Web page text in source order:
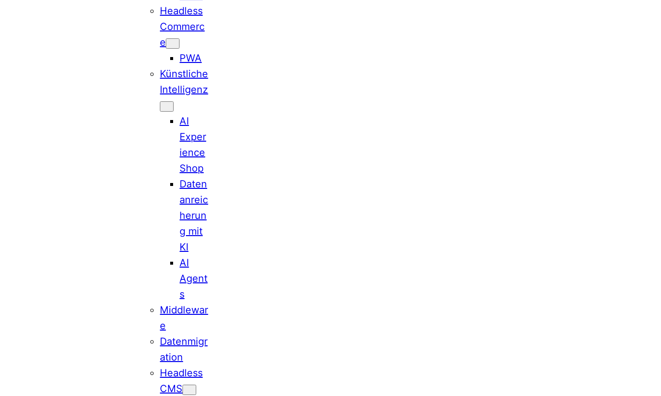
Headless
Commerc
e
PWA
Künstliche
Intelligenz
AI
Exper
ience
Shop
Daten
anreic
herun
g mit
KI
AI
Agent
s
Middlewar
e
Datenmigr
ation
Headless
CMS